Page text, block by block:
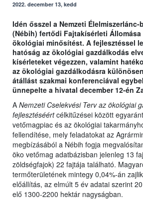
2022. december 13, kedd
Idén ősszel a Nemzeti
(Nébih) fertődi Fajtakísérleti Állomása
ökológiai minősítést. A fejlesztéssel
hatóság az ökológiai gazdálkodás
kísérleteket végezzen, valamint
az ökológiai gazdálkodásra
átállást szakmai konferenciával
ünnepelte a hivatal december 12-én
A Nemzeti Cselekvési Terv az ökológiai
fejlesztéséértcélkitűzései között
vetőmagpiac és az ökológiai
fellendítése, mely feladatokat az
megbízásából a Nébih fogja
öko vetőmag adatbázisban jelenleg 13
zöldségfajok) 22 fajtája található.
termőterületének mintegy 0,04%-án
előállítás, az elmúlt 5 év adatai szerint
elő 1300-2200 hektár nagyságban.